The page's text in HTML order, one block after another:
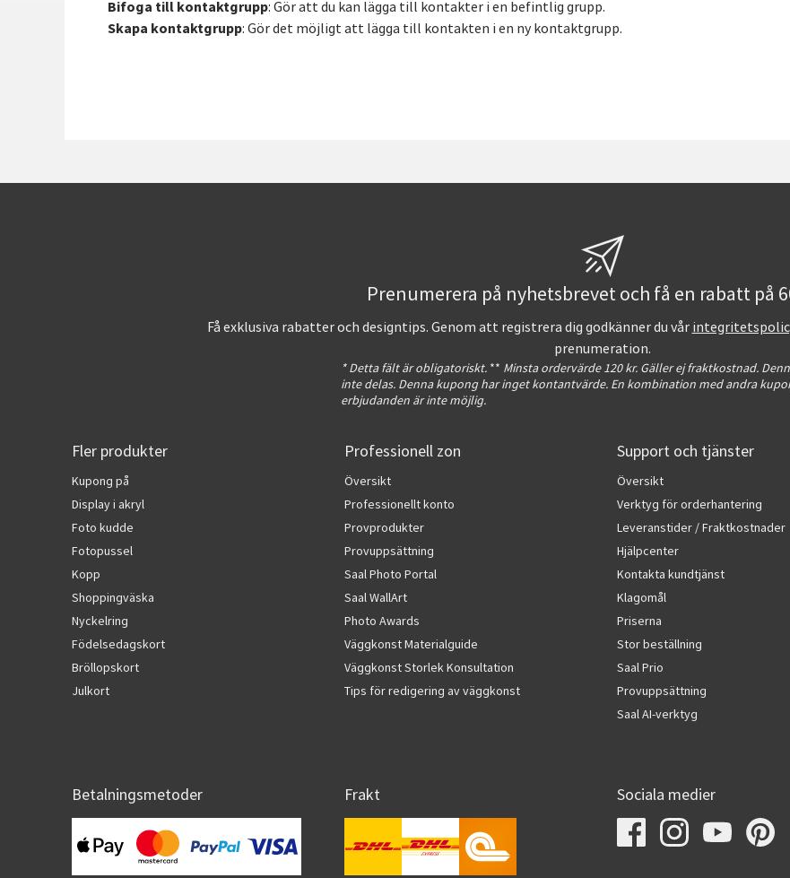
Bifoga till kontaktgrupp: Gör att du kan lägga till kontakter i en befintlig grupp.
Skapa kontaktgrupp: Gör det möjligt att lägga till kontakten i en ny kontaktgrupp.
Prenumerera på nyhetsbrevet och få en rabatt på
Få exklusiva rabatter och designtips. Genom att registrera dig godkänner du vår
prenumeration.
* Detta fält är obligatoriskt. ** Minsta ordervärde 120 kr. Gäller ej fraktkostnad.
inte delas. Denna kupong har inget kontantvärde. En kombination med andra
erbjudanden är inte möjlig.
Fler produkter
Kupong på
Display i akryl
Foto kudde
Fotopussel
Kopp
Shoppingväska
Nyckelring
Födelsedagskort
Bröllopskort
Julkort
Professionell zon
Översikt
Professionellt konto
Provprodukter
Provuppsättning
Saal Photo Portal
Saal WallArt
Photo Awards
Väggkonst Materialguide
Väggkonst Storlek Konsultation
Tips för redigering av väggkonst
Support och tjänster
Översikt
Verktyg för orderhantering
Leveranstider / Fraktkostnader
Hjälpcenter
Kontakta kundtjänst
Klagomål
Priserna
Stor beställning
Saal Prio
Provuppsättning
Saal AI-verktyg
Betalningsmetoder Frakt Sociala medier